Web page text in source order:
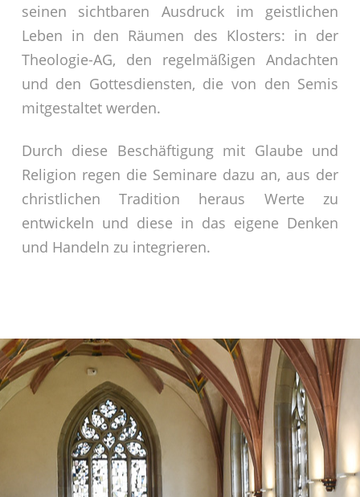
seinen sichtbaren Ausdruck im geistlichen
Leben in den Räumen des Klosters: in der
Theologie-AG, den regelmäßigen Andachten
und den Gottesdiensten, die von den Semis
mitgestaltet werden.
Durch diese Beschäftigung mit Glaube und
Religion regen die Seminare dazu an, aus der
christlichen Tradition heraus Werte zu
entwickeln und diese in das eigene Denken
und Handeln zu integrieren.